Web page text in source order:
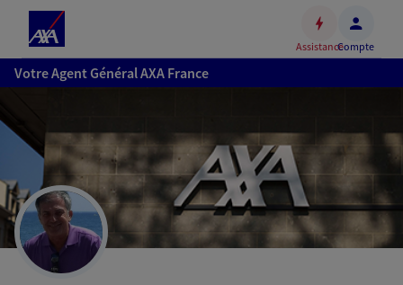
Accéder
au
Accéder
au
pied
de
page
AssistanceCompte
Votre Agent Général AXA France